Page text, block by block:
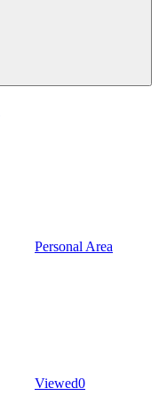
Personal Area
Viewed0